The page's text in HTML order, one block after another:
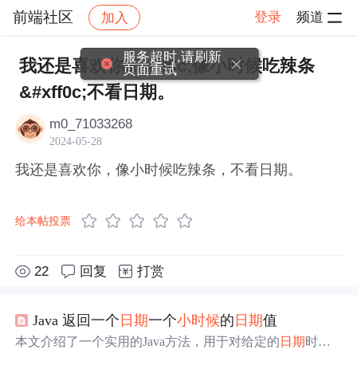
前端社区 加入 登录 频道
社区 前端社区 感慨 帖子详情
我还是喜欢你&#xff0c;像小时候吃辣条
&#xff0c;不看日期。
m0_71033268
2024-05-28
我还是喜欢你，像小时候吃辣条，不看日期。
给本帖投票
22 回复 打赏
Java 返回一个 日期一个小时候的 日期值
本文介绍了一个实用的Java方法，用于对给定的 日期时间
服务超时,请刷新
页面重试